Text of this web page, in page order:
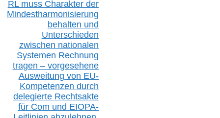
RL mussCharakter der
Mindestharmonisierung
behalten und
Unterschieden
zwischen nationalen
Systemen Rechnung
tragen – vorgesehene
Ausweitung von EU-
Kompetenzen durch
delegierte Rechtsakte
für Com und EIOPA-